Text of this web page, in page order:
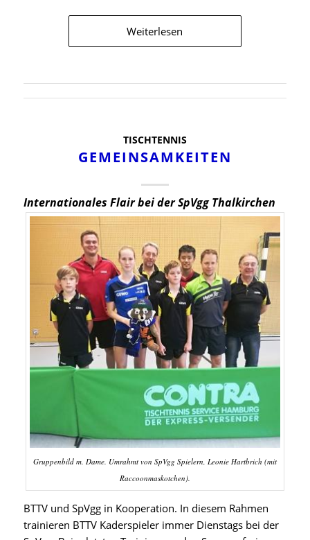
Weiterlesen
TISCHTENNIS
GEMEINSAMKEITEN
Internationales Flair bei der SpVgg Thalkirchen
Gruppenbild m. Dame. Umrahmt von SpVgg Spielern, Leonie Hartbrich (mit
Raccoonmaskotchen).
BTTV und SpVgg in Kooperation. In diesem Rahmen
trainieren BTTV Kaderspieler immer Dienstags bei der